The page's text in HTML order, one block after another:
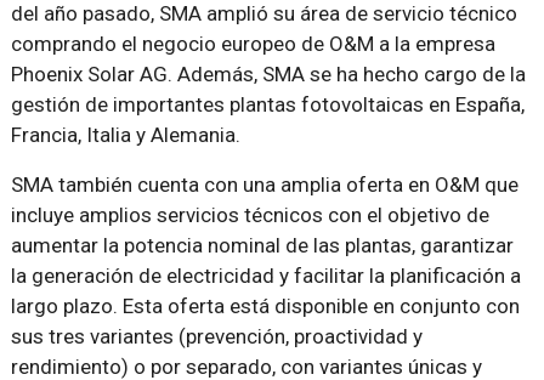
del año pasado, SMA amplió su área de servicio técnico
comprando el negocio europeo de O&M a la empresa
Phoenix Solar AG. Además, SMA se ha hecho cargo de la
gestión de importantes plantas fotovoltaicas en España,
Francia, Italia y Alemania.
SMA también cuenta con una amplia oferta en O&M que
incluye amplios servicios técnicos con el objetivo de
aumentar la potencia nominal de las plantas, garantizar
la generación de electricidad y facilitar la planificación a
largo plazo. Esta oferta está disponible en conjunto con
sus tres variantes (prevención, proactividad y
rendimiento) o por separado, con variantes únicas y